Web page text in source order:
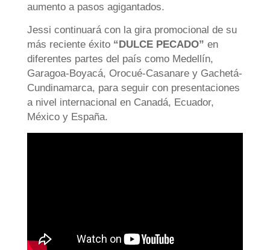
aumento a pasos agigantados.
Jessi continuará con la gira promocional de su
más reciente éxito “DULCE PECADO” en
diferentes partes del país como Medellín,
Garagoa-Boyacá, Orocué-Casanare y Gachetá-
Cundinamarca, para seguir con presentaciones
a nivel internacional en Canadá, Ecuador,
México y España.